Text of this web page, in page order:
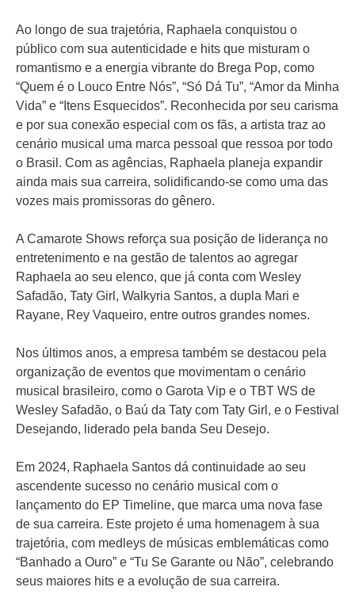
Ao longo de sua trajetória, Raphaela conquistou o
público com sua autenticidade e hits que misturam o
romantismo e a energia vibrante do Brega Pop, como
“Quem é o Louco Entre Nós”, “Só Dá Tu”, “Amor da Minha
Vida” e “Itens Esquecidos”. Reconhecida por seu carisma
e por sua conexão especial com os fãs, a artista traz ao
cenário musical uma marca pessoal que ressoa por todo
o Brasil. Com as agências, Raphaela planeja expandir
ainda mais sua carreira, solidificando-se como uma das
vozes mais promissoras do gênero.
A Camarote Shows reforça sua posição de liderança no
entretenimento e na gestão de talentos ao agregar
Raphaela ao seu elenco, que já conta com Wesley
Safadão, Taty Girl, Walkyria Santos, a dupla Mari e
Rayane, Rey Vaqueiro, entre outros grandes nomes.
Nos últimos anos, a empresa também se destacou pela
organização de eventos que movimentam o cenário
musical brasileiro, como o Garota Vip e o TBT WS de
Wesley Safadão, o Baú da Taty com Taty Girl, e o Festival
Desejando, liderado pela banda Seu Desejo.
Em 2024, Raphaela Santos dá continuidade ao seu
ascendente sucesso no cenário musical com o
lançamento do EP Timeline, que marca uma nova fase
de sua carreira. Este projeto é uma homenagem à sua
trajetória, com medleys de músicas emblemáticas como
“Banhado a Ouro” e “Tu Se Garante ou Não”, celebrando
seus maiores hits e a evolução de sua carreira.